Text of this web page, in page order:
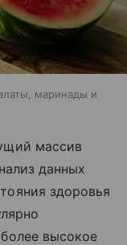
маринады и
массив
данных
здоровья
высокое